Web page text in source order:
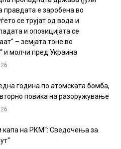
правдата е заробена во
се трујат од вода и
и опозицијата се
– земјата тоне во
и молчи пред Украина
година по атомската бомба,
повика на разоружување
капа на РКМ“: Сведочења за